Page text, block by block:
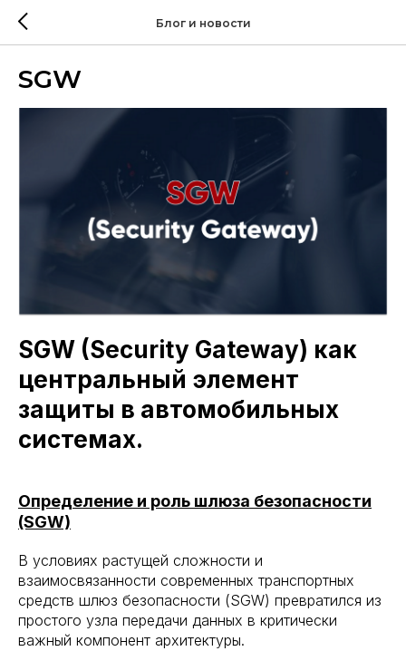
Блог и новости
SGW
SGW (Security Gateway) как
центральный элемент
защиты в автомобильных
системах.
Определение и роль шлюза безопасности
(SGW)
В условиях растущей сложности и
взаимосвязанности современных транспортных
средств шлюз безопасности (SGW) превратился из
простого узла передачи данных в критически
важный компонент архитектуры.